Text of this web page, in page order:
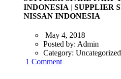
INDONESIA | SUPPLIER
NISSAN INDONESIA
May 4, 2018
Posted by: Admin
Category: Uncategorized
1 Comment